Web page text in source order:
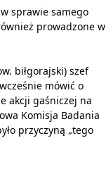
sprawie samego
prowadzone w
biłgorajski) szef
mówić o
akcji gaśniczej na
Komisja Badania
przyczyną „tego